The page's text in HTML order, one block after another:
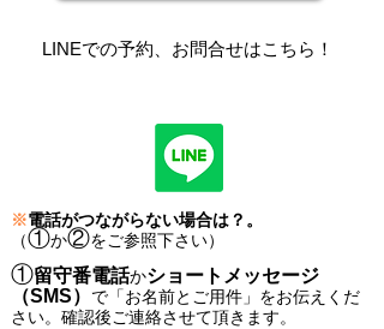
LINEでの予約、お問合せはこちら ！
※電話がつながらない場合は？。
（①か②をご参照下さい）
①留守番電話かショートメッセージ
（SMS） で 「お名前とご用件 」 をお伝えくだ
さい。 確認後ご連絡させて頂きます。